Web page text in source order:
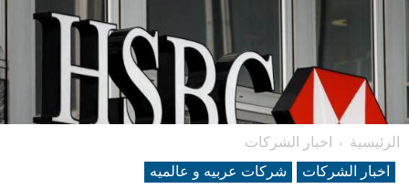
الرئيسية
اخبار الشركات
اخبار الشركات
شرکات عربیه و عالمیه